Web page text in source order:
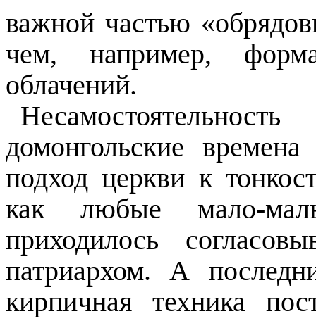
важной частью
чем, например,
облачений.
домонгольские
подход церкви к
как любые мало-
приходилось
патриархом. А
кирпичная техника